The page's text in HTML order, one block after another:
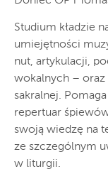
Studium kładzie
umiejętności
nut, artykulacji,
wokalnych – oraz
sakralnej.
repertuar
swoją wiedzę na
ze szczególnym
w liturgii.